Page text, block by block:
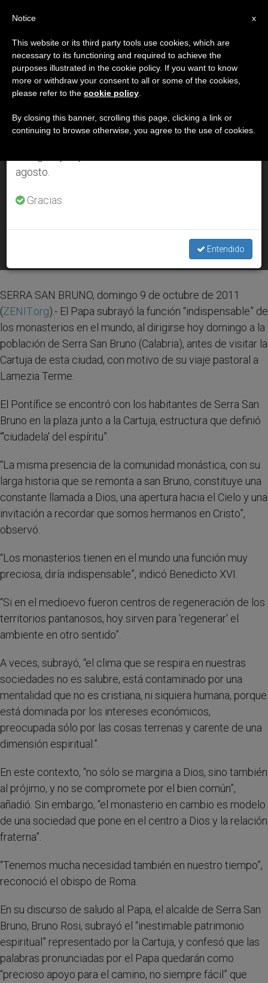
DÍA
Octubre 9th, 2011
ÚLTIMAS NOTICIAS
Papa: Los monasterios en el mundo tienen una función
OCT 09, 2011 00:00
SERRA SAN BRUNO, domingo 9 de octubre de 2011
(ZENIT.org).- El Papa subrayó la función “indispensable” de
los monasterios en el mundo, al dirigirse hoy domingo a la
población de Serra San Bruno (Calabria), antes de visitar la
Cartuja de esta ciudad, con motivo de su viaje pastoral a
Lamezia Terme.
El Pontífice se encontró con los habitantes de Serra San
Bruno en la plaza junto a la Cartuja, estructura que definió
“'ciudadela' del espíritu”.
“La misma presencia de la comunidad monástica, con su
larga historia que se remonta a san Bruno, constituye una
constante llamada a Dios, una apertura hacia el Cielo y una
invitación a recordar que somos hermanos en Cristo”,
observó.
“Los monasterios tienen en el mundo una función muy
preciosa, diría indispensable”, indicó Benedicto XVI.
“Si en el medioevo fueron centros de regeneración de los
territorios pantanosos, hoy sirven para 'regenerar' el
ambiente en otro sentido”.
A veces, subrayó, “el clima que se respira en nuestras
sociedades no es salubre, está contaminado por una
mentalidad que no es cristiana, ni siquiera humana, porque
está dominada por los intereses económicos,
preocupada sólo por las cosas terrenas y carente de una
dimensión espiritual.”.
En este contexto, “no sólo se margina a Dios, sino también
al prójimo, y no se compromete por el bien común”,
añadió. Sin embargo, “el monasterio en cambio es modelo
de una sociedad que pone en el centro a Dios y la relación
fraterna”.
“Tenemos mucha necesidad también en nuestro tiempo”,
reconoció el obispo de Roma.
En su discurso de saludo al Papa, el alcalde de Serra San
Bruno, Bruno Rosi, subrayó el “inestimable patrimonio
espiritual” representado por la Cartuja, y confesó que las
palabras pronunciadas por el Papa quedarán como
“precioso apoyo para el camino, no siempre fácil” que
×
Aviso importante
Del 27 de julio al 7 de agosto haremos la pausa
anual, aprovechando que en el periodo de verano
se generan menos informaciones y también el
agosto.
Gracias.
Entendido
x
Notice
This website or its third party tools use cookies, which are
necessary to its functioning and required to achieve the
purposes illustrated in the cookie policy. If you want to know
more or withdraw your consent to all or some of the cookies,
please refer to the cookie policy
By closing this banner, scrolling this page, clicking a link or
continuing to browse otherwise, you agree to the use of cookies.